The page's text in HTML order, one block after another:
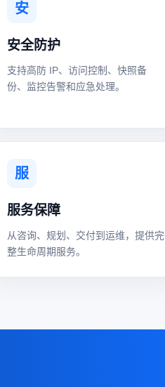
安
安全防护
支持高防 IP、访问控制、快照备
份、监控告警和应急处理。
服
服务保障
从咨询、规划、交付到运维，提供完
整生命周期服务。